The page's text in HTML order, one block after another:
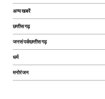
अन्यखबरें
छत्तीसगढ़
जनसंपर्कछत्तीसगढ़
धर्म
मनोरंजन